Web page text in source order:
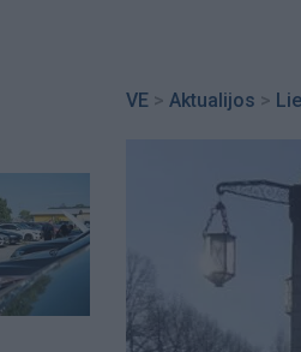
VE > Aktualijos >